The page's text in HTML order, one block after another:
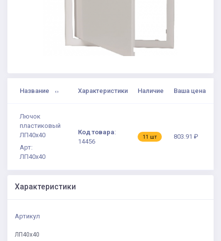
Название Характеристики Наличие Ваша цена
Лючок
пластиковый
ЛП40х40
Арт:
ЛП40х40
Код товара:
14456
11 шт 803.91 ₽
Характеристики
Артикул
ЛП40х40